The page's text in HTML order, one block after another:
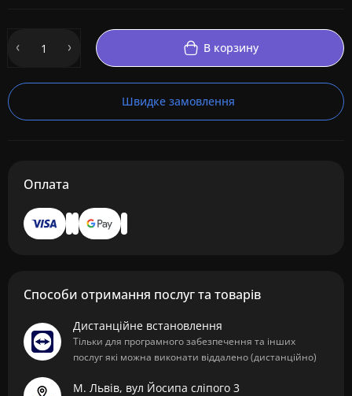
В корзину
Швидке замовлення
Оплата
Способи отримання послуг та товарів
Дистанційне встановлення
Тільки для програмного забезпечення та інших
послуг які можна виконати віддалено (дистанційно)
М. Львів, вул Йосипа сліпого 3